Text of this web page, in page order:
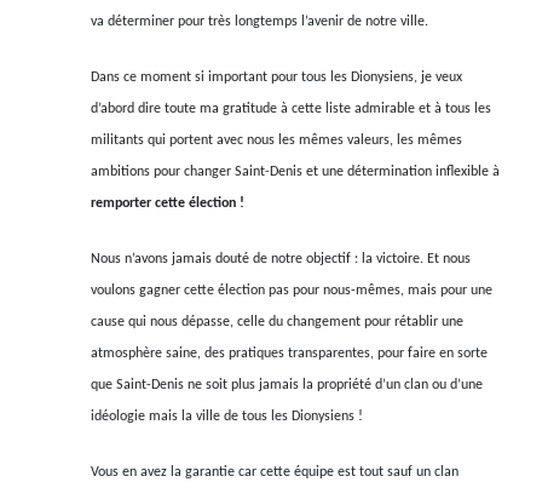
va déterminer pour très longtemps l’avenir de notre ville.
Dans ce moment si important pour tous les Dionysiens, je veux
d’abord dire toute ma gratitude à cette liste admirable et à tous les
militants qui portent avec nous les mêmes valeurs, les mêmes
ambitions pour changer Saint-Denis et une détermination inflexible à
remporter cette élection !
Nous n’avons jamais douté de notre objectif : la victoire. Et nous
voulons gagner cette élection pas pour nous-mêmes, mais pour une
cause qui nous dépasse, celle du changement pour rétablir une
atmosphère saine, des pratiques transparentes, pour faire en sorte
que Saint-Denis ne soit plus jamais la propriété d’un clan ou d’une
idéologie mais la ville de tous les Dionysiens !
Vous en avez la garantie car cette équipe est tout sauf un clan